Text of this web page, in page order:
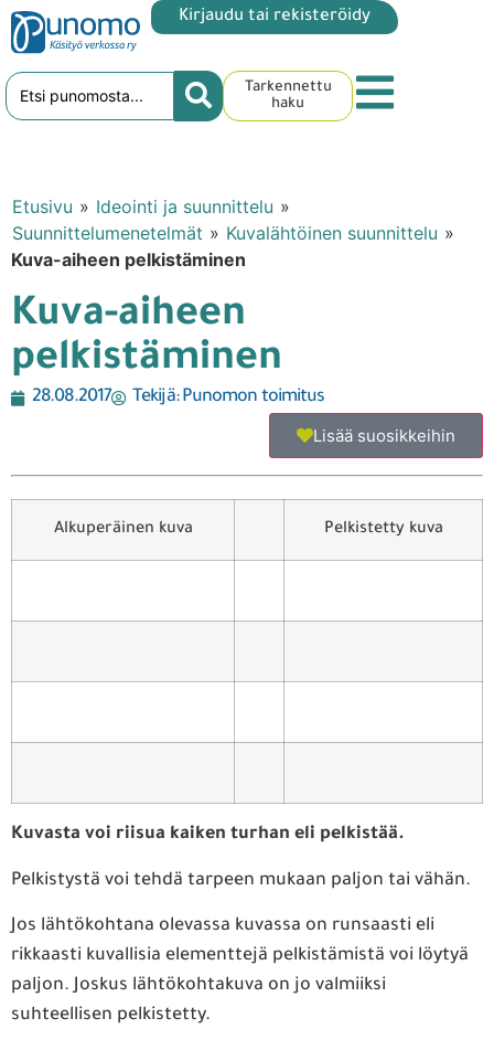
Kirjaudu tai rekisteröidy
Tarkennettu
haku
Etusivu » Ideointi ja suunnittelu »
Suunnittelumenetelmät » Kuvalähtöinen suunnittelu »
Kuva-aiheen pelkistäminen
Kuva-aiheen
pelkistäminen
28.08.2017 Tekijä:Punomon toimitus
Lisää suosikkeihin
Alkuperäinen kuva Pelkistetty kuva
Kuvasta voi riisua kaiken turhan eli pelkistää.
Pelkistystä voi tehdä tarpeen mukaan paljon tai vähän.
Jos lähtökohtana olevassa kuvassa on runsaasti eli
rikkaasti kuvallisia elementtejä pelkistämistä voi löytyä
paljon. Joskus lähtökohtakuva on jo valmiiksi
suhteellisen pelkistetty.